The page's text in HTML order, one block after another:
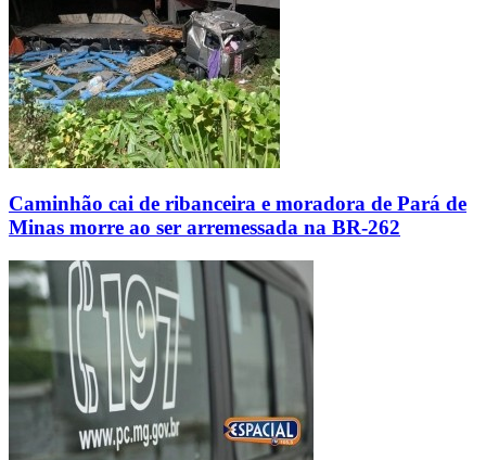
Caminhão cai de ribanceira e moradora de Pará de
Minas morre ao ser arremessada na BR-262